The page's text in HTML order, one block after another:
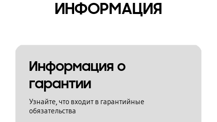
ИНФОРМАЦИЯ
Информация о
гарантии
Узнайте, что входит в гарантийные
обязательства